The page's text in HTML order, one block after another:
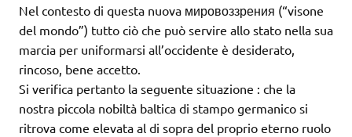
Nel contesto di questa nuova мировоззрения (“visone
del mondo”) tutto ciò che può servire allo stato nella sua
marcia per uniformarsi all’occidente è desiderato,
rincoso, bene accetto.
Si verifica pertanto la seguente situazione : che la
nostra piccola nobiltà baltica di stampo germanico si
ritrova come elevata al di sopra del proprio eterno ruolo